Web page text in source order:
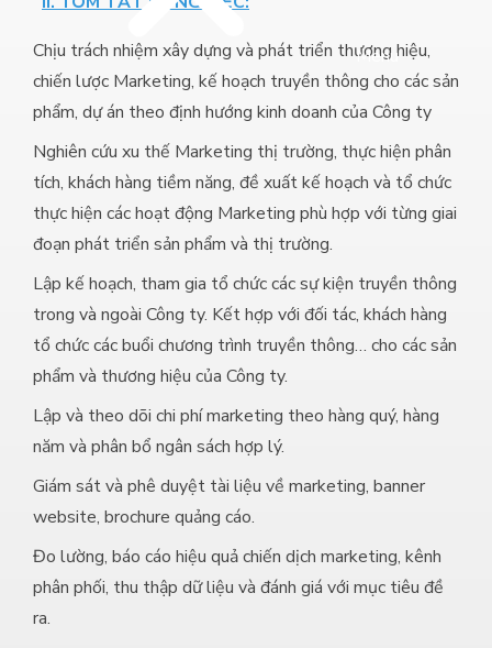
Menu
Chịu trách nhiệm xây dựng và phát triển thương hiệu,
chiến lược Marketing, kế hoạch truyền thông cho các sản
phẩm, dự án theo định hướng kinh doanh của Công ty
Nghiên cứu xu thế Marketing thị trường, thực hiện phân
tích, khách hàng tiềm năng, đề xuất kế hoạch và tổ chức
thực hiện các hoạt động Marketing phù hợp với từng giai
đoạn phát triển sản phẩm và thị trường.
Lập kế hoạch, tham gia tổ chức các sự kiện truyền thông
trong và ngoài Công ty. Kết hợp với đối tác, khách hàng
tổ chức các buổi chương trình truyền thông… cho các sản
phẩm và thương hiệu của Công ty.
Lập và theo dõi chi phí marketing theo hàng quý, hàng
năm và phân bổ ngân sách hợp lý.
Giám sát và phê duyệt tài liệu về marketing, banner
website, brochure quảng cáo.
Đo lường, báo cáo hiệu quả chiến dịch marketing, kênh
phân phối, thu thập dữ liệu và đánh giá với mục tiêu đề
ra.